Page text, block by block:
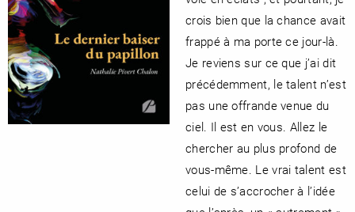
crois bien que la chance avait
frappé à ma porte ce jour-là.
Je reviens sur ce que j’ai dit
précédemment, le talent n’est
pas une offrande venue du
ciel. Il est en vous. Allez le
chercher au plus profond de
vous-même. Le vrai talent est
celui de s’accrocher à l’idée